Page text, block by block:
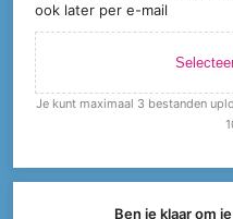
ook later per e-mail
Je kunt maximaal 3 bestanden
Ben je klaar om